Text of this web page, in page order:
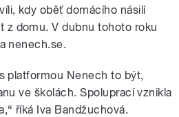
kdy oběť domácího násilí
z domu. V dubnu tohoto roku
nenech.se.
platformou Nenech to být,
ve školách. Spoluprací vznikla
říká Iva Bandžuchová.